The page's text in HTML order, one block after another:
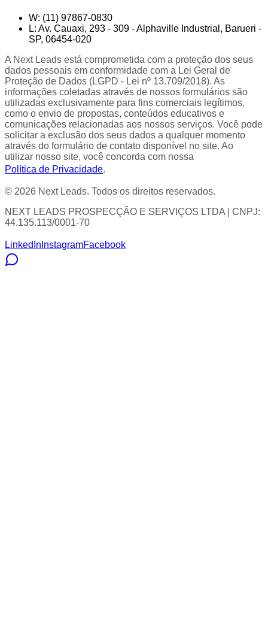
W: (11) 97867-0830
L: Av. Cauaxi, 293 - 309 - Alphaville Industrial, Barueri -
SP, 06454-020
A Next Leads está comprometida com a proteção dos seus
dados pessoais em conformidade com a Lei Geral de
Proteção de Dados (LGPD - Lei nº 13.709/2018). As
informações coletadas através de nossos formulários são
utilizadas exclusivamente para fins comerciais legítimos,
como o envio de propostas, conteúdos educativos e
comunicações relacionadas aos nossos serviços. Você pode
solicitar a exclusão dos seus dados a qualquer momento
através do formulário de contato disponível no site. Ao
utilizar nosso site, você concorda com nossa
Política de Privacidade.
© 2026 Next Leads. Todos os direitos reservados.
NEXT LEADS PROSPECÇÃO E SERVIÇOS LTDA | CNPJ:
44.135.113/0001-70
LinkedIn InstagramFacebook